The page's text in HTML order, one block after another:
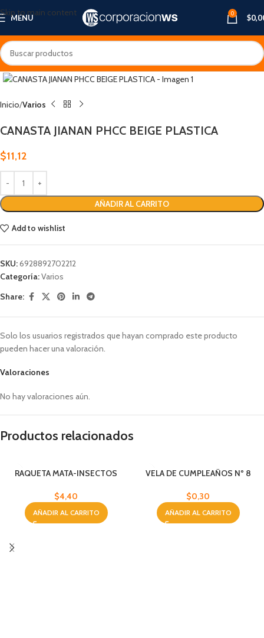
Skip to main content
MENU 0 $
Inicio Varios
CANASTA JIANAN PHCC BEIGE PLASTICA
$11,12
AÑADIR AL CARRITO
Add to wishlist
SKU:6928892702212
Categoría:Varios
Share:
Valoraciones
No hay valoraciones aún.
Solo los usuarios registrados que hayan comprado este producto
pueden hacer una valoración.
Productos relacionados
RAQUETA MATA-INSECTOS
$4,40
AÑADIR AL CARRITO
VELA DE CUMPLEAÑOS Nº 8
$0,30
AÑADIR AL CARRITO